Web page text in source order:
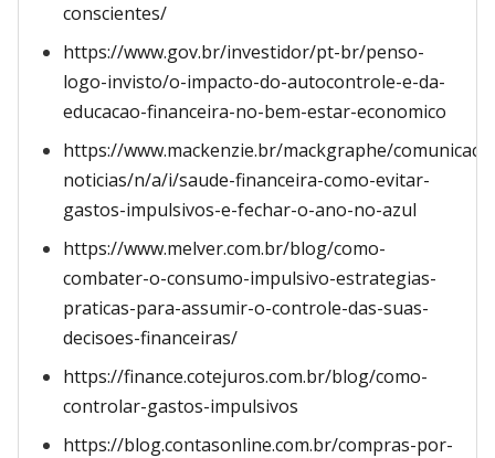
conscientes/
https://www.gov.br/investidor/pt-br/penso-
logo-invisto/o-impacto-do-autocontrole-e-da-
educacao-financeira-no-bem-estar-economico
https://www.mackenzie.br/mackgraphe/
noticias/n/a/i/saude-financeira-como-evitar-
gastos-impulsivos-e-fechar-o-ano-no-azul
https://www.melver.com.br/blog/como-
combater-o-consumo-impulsivo-estrategias-
praticas-para-assumir-o-controle-das-suas-
decisoes-financeiras/
https://finance.cotejuros.com.br/blog/como-
controlar-gastos-impulsivos
https://blog.contasonline.com.br/compras-por-